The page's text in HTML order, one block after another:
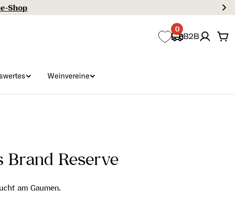
0
B2B
Weinvereine
Brand Reserve
am Gaumen.